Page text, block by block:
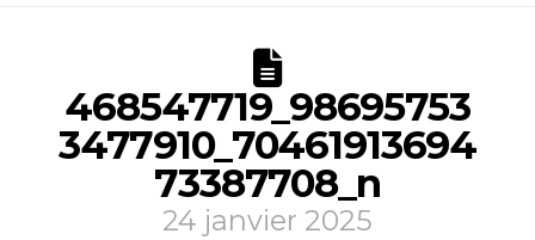
468547719_98695753
3477910_70461913694
73387708_n
24 janvier 2025